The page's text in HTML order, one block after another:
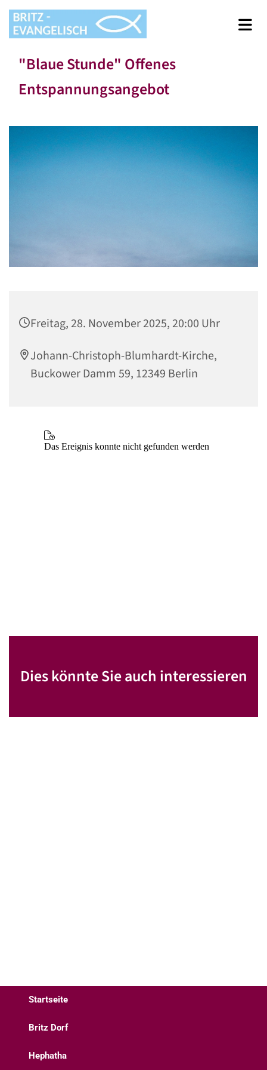
"Blaue Stunde" Offenes
Entspannungsangebot
Freitag, 28. November 2025, 20:00 Uhr
Johann-Christoph-Blumhardt-Kirche,
Buckower Damm 59, 12349 Berlin
Dies könnte Sie auch interessieren
Startseite
Britz Dorf
Hephatha